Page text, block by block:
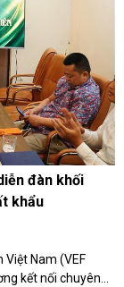
đàn khối
khẩu
Nam (VEF
kết nối chuyên